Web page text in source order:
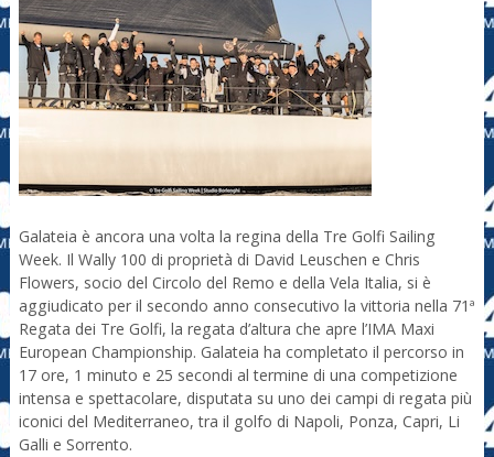
Galateia è ancora una volta la regina della Tre Golfi Sailing
Week. Il Wally 100 di proprietà di David Leuschen e Chris
Flowers, socio del Circolo del Remo e della Vela Italia, si è
aggiudicato per il secondo anno consecutivo la vittoria nella 71ª
Regata dei Tre Golfi, la regata d’altura che apre l’IMA Maxi
European Championship. Galateia ha completato il percorso in
17 ore, 1 minuto e 25 secondi al termine di una competizione
intensa e spettacolare, disputata su uno dei campi di regata più
iconici del Mediterraneo, tra il golfo di Napoli, Ponza, Capri, Li
Galli e Sorrento.